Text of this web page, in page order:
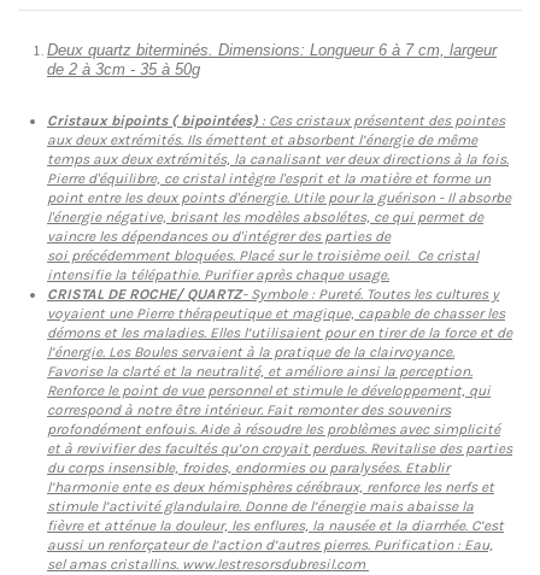
Deux quartz biterminés. Dimensions: Longueur 6 à 7 cm, largeur
de 2 à 3cm - 35 à 50g
Cristaux bipoints ( bipointées) : Ces cristaux présentent des pointes
aux deux extrémités. Ils émettent et absorbent l’énergie de même
temps aux deux extrémités, la canalisant ver deux directions à la fois.
Pierre d'équilibre, ce cristal intègre l'esprit et la matière et forme un
point entre les deux points d'énergie. Utile pour la guérison - Il absorbe
l'énergie négative, brisant les modèles absolétes, ce qui permet de
vaincre les dépendances ou d'intégrer des parties de
soi précédemment bloquées. Placé sur le troisième oeil. Ce cristal
intensifie la télépathie. Purifier après chaque usage.
CRISTAL DE ROCHE/ QUARTZ- Symbole : Pureté. Toutes les cultures y
voyaient une Pierre thérapeutique et magique, capable de chasser les
démons et les maladies. Elles l’utilisaient pour en tirer de la force et de
l’énergie. Les Boules servaient à la pratique de la clairvoyance.
Favorise la clarté et la neutralité, et améliore ainsi la perception.
Renforce le point de vue personnel et stimule le développement, qui
correspond à notre être intérieur. Fait remonter des souvenirs
profondément enfouis. Aide à résoudre les problèmes avec simplicité
et à revivifier des facultés qu’on croyait perdues. Revitalise des parties
du corps insensible, froides, endormies ou paralysées. Etablir
l’harmonie ente es deux hémisphères cérébraux, renforce les nerfs et
stimule l’activité glandulaire. Donne de l’énergie mais abaisse la
fièvre et atténue la douleur, les enflures, la nausée et la diarrhée. C’est
aussi un renforçateur de l’action d’autres pierres. Purification : Eau,
sel amas cristallins. www.lestresorsdubresil.com